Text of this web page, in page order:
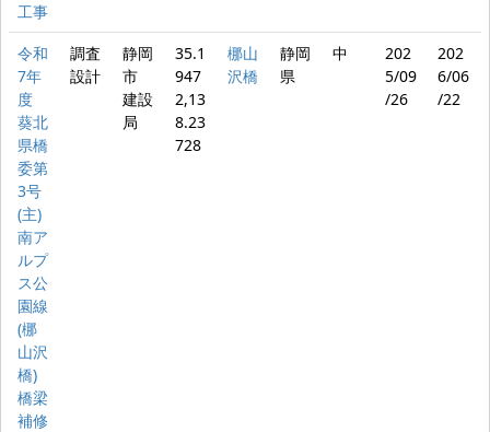
工事
令和
7年
度
葵北
県橋
委第
3号
(主)
南ア
ルプ
ス公
園線
(梛
山沢
橋)
橋梁
補修
調査
設計
静岡
市
建設
局
35.1
947
2,13
8.23
728
梛山
沢橋
静岡
県
中
202
5/09
/26
202
6/06
/22